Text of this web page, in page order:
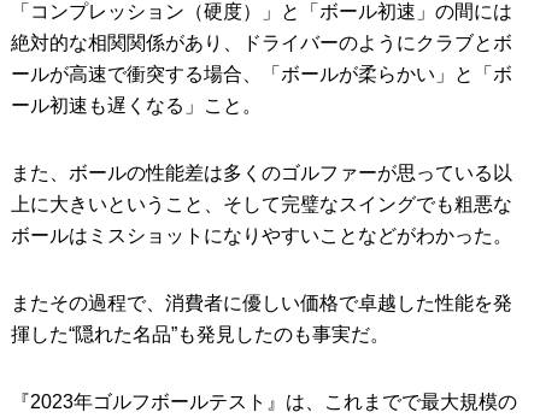
「コンプレッション（硬度）」と「ボール初速」の間には
絶対的な相関関係があり、ドライバーのようにクラブとボ
ールが高速で衝突する場合、「ボールが柔らかい」と「ボ
ール初速も遅くなる」こと。
また、ボールの性能差は多くのゴルファーが思っている以
上に大きいということ、そして完璧なスイングでも粗悪な
ボールはミスショットになりやすいことなどがわかった。
またその過程で、消費者に優しい価格で卓越した性能を発
揮した“隠れた名品”も発見したのも事実だ。
『2023年ゴルフボールテスト』は、これまでで最大規模の